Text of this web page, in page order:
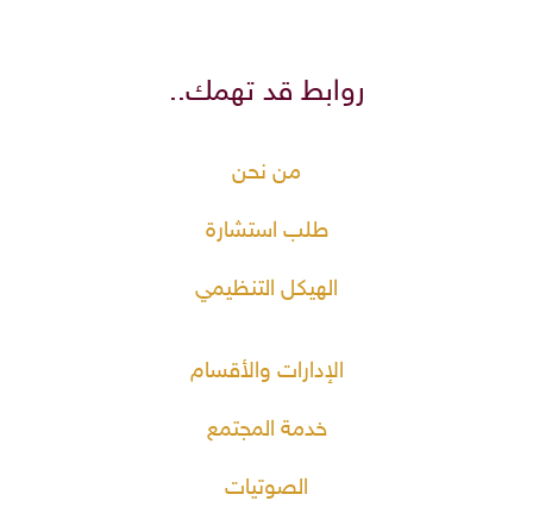
روابط قد تهمك..
من نحن
طلب استشارة
الهيكل التنظيمي
الإدارات والأقسام
خدمة المجتمع
الصوتيات